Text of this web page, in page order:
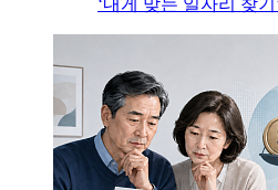
‘내게 맞는 일자리 찾